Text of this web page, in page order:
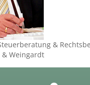
&
Weingardt